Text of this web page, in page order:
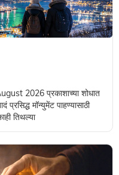
2026 प्रकाशाच्या शोधात
मॉन्युमेंट पाहण्यासाठी
तिथल्या